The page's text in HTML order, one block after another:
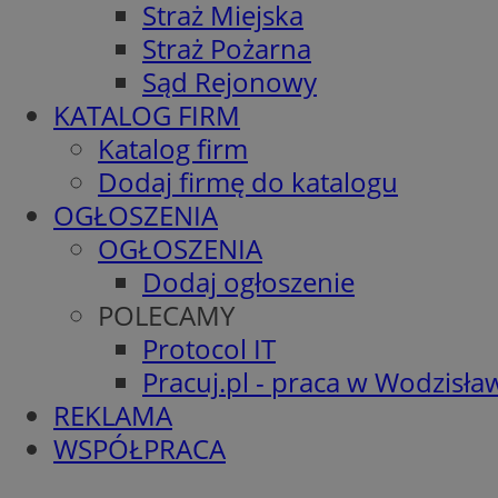
Straż Miejska
Straż Pożarna
Sąd Rejonowy
KATALOG FIRM
Katalog firm
Dodaj firmę do katalogu
OGŁOSZENIA
OGŁOSZENIA
Dodaj ogłoszenie
POLECAMY
Protocol IT
Pracuj.pl - praca w
REKLAMA
WSPÓŁPRACA